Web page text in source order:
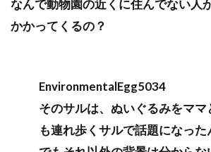
なんで動物園の近くに住んでない人
かかってくるの？
EnvironmentalEgg5034
そのサルは、ぬいぐるみをマ
も連れ歩くサルで話題になった